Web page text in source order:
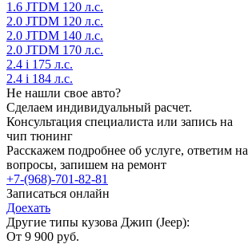
1.6 JTDM 120 л.с.
2.0 JTDM 120 л.с.
2.0 JTDM 140 л.с.
2.0 JTDM 170 л.с.
2.4 i 175 л.с.
2.4 i 184 л.с.
Не нашли свое авто?
Сделаем индивидуальный расчет.
Консультация специалиста или запись на
чип тюнинг
Расскажем подробнее об услуге, ответим на
вопросы, запишем на ремонт
+7-(968)-701-82-81
Записаться онлайн
Доехать
Другие типы кузова Джип (Jeep):
От 9 900 руб.